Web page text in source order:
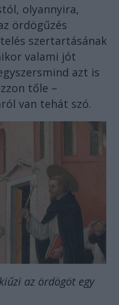
olyannyira,
ördögűzés
szertartásának
valami jót
azt is
tőle –
van tehát szó.
az ördögöt egy